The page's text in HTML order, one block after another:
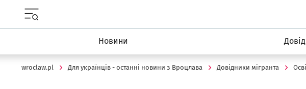
Новини
wroclaw.pl Для українців - останні новини з Вроцлава Довідники мігранта